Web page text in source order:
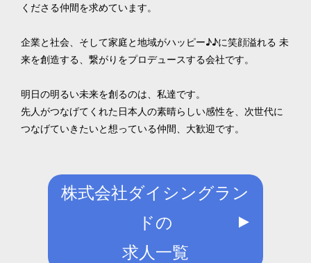
くださる仲間を求めています。
企業と社会、そして家庭と地域がハッピー♪♪に笑顔溢れる 未
来を創造する、繋がりをプロデュースする会社です。
明日の明るい未来を創るのは、私達です。
先人がつなげてくれた日本人の素晴らしい感性を、次世代に
つなげていきたいと想っている仲間、大歓迎です。
株式会社ダイシングラン
ドの
求人一覧